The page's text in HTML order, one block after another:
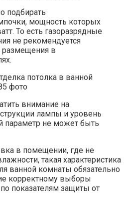
подбирать
мощность которых
То есть газоразрядные
не рекомендуется
размещения в
внимание на
лампы и уровень
параметр не может быть
в помещении, где не
такая характеристика
ванной комнаты обязательно
корректному выборы
показателям защиты от